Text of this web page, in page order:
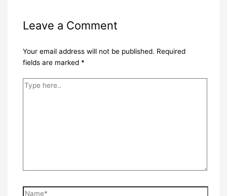
Leave a Comment
Your email address will not be published. Required
fields are marked *
Type
Name*